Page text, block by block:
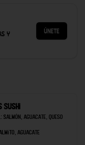
y
Únete
Sushi
Salmón, aguacate, queso
aguacate